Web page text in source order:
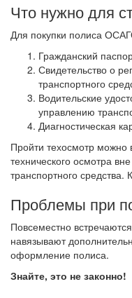
Что нужно для
Для покупки полиса
Гражданский
Свидетельство о
транспортного
Водительские
управлению
Диагностическая
Пройти техосмотр можно
технического осмотра
транспортного средства.
Проблемы при
Повсеместно
навязывают
оформление полиса.
Знайте, это не законно!